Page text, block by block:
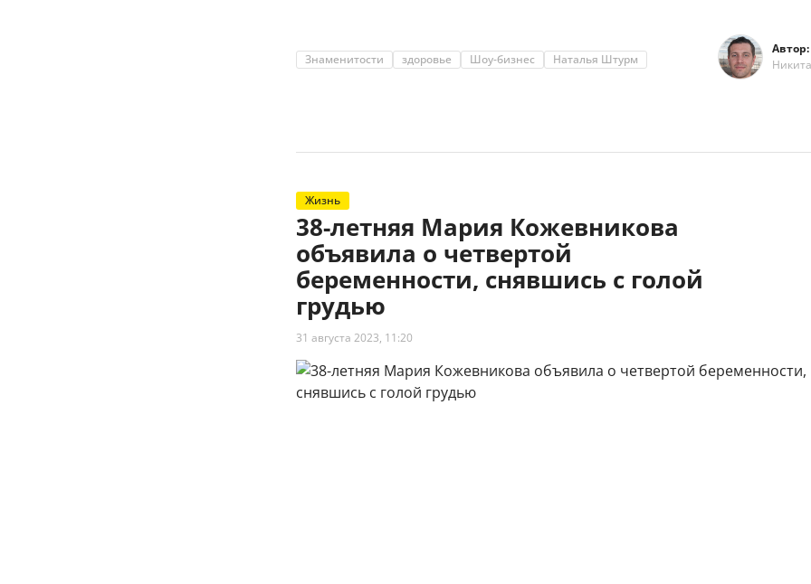
Знаменитости здоровье Шоу-бизнес Наталья Штурм
Автор:
Жизнь
38-летняя Мария Кожевникова
объявила о четвертой
беременности, снявшись с голой
грудью
31 августа 2023, 11:20